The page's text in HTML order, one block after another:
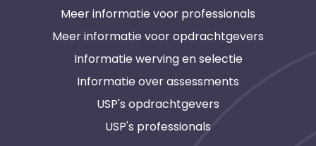
Meer informatie voor professionals
Meer informatie voor opdrachtgevers
Informatie werving en selectie
Informatie over assessments
USP's opdrachtgevers
USP's professionals